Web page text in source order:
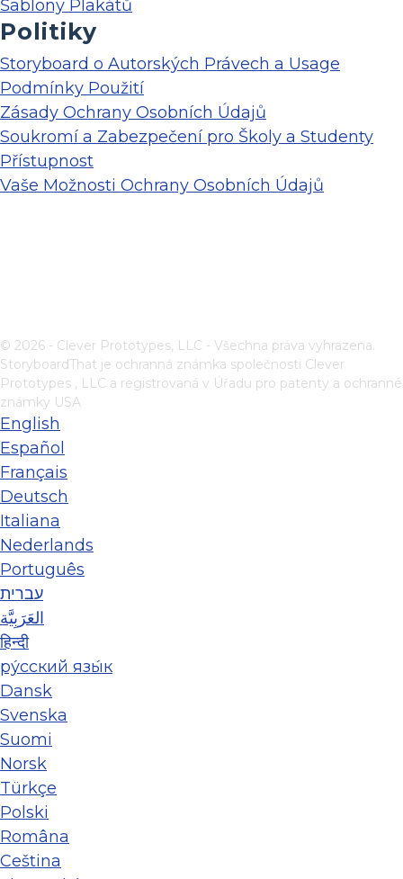
Šablony Plakátů
Politiky
Storyboard o Autorských Právech a Usage
Podmínky Použití
Zásady Ochrany Osobních Údajů
Soukromí a Zabezpečení pro Školy a Studenty
Přístupnost
Vaše Možnosti Ochrany Osobních Údajů
© 2026 - Clever Prototypes, LLC - Všechna práva vyhrazena.
StoryboardThat je ochranná známka společnosti Clever
Prototypes , LLC a registrovaná v Úřadu pro patenty a ochranné
známky USA
English
Español
Français
Deutsch
Italiana
Nederlands
Português
עברית
العَرَبِيَّة
हिन्दी
ру́сский язы́к
Dansk
Svenska
Suomi
Norsk
Türkçe
Polski
Româna
Ceština